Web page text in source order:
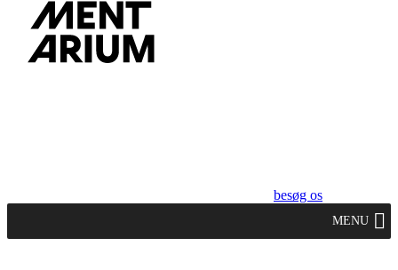
besøg os
MENU